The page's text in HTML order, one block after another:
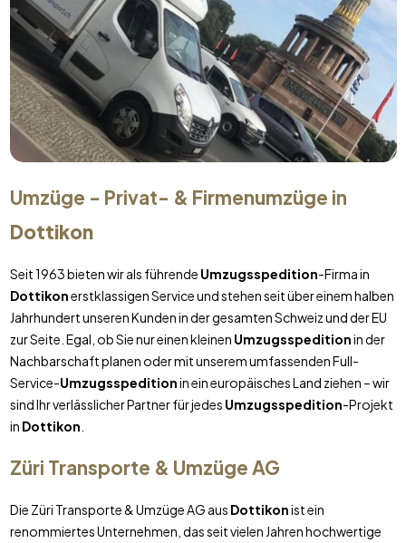
Umzüge - Privat- & Firmenumzüge in
Dottikon
Seit 1963 bieten wir als führende Umzugsspedition-Firma in
Dottikonerstklassigen Service und stehen seit über einem halben
Jahrhundert unseren Kunden in der gesamten Schweiz und der EU
zur Seite. Egal, ob Sie nur einen kleinen Umzugsspeditionin der
Nachbarschaft planen oder mit unserem umfassenden Full-
Service-Umzugsspeditionin ein europäisches Land ziehen – wir
sind Ihr verlässlicher Partner für jedes Umzugsspedition-Projekt
in Dottikon
Züri Transporte & Umzüge AG
Die Züri Transporte & Umzüge AG aus Dottikonist ein
renommiertes Unternehmen, das seit vielen Jahren hochwertige